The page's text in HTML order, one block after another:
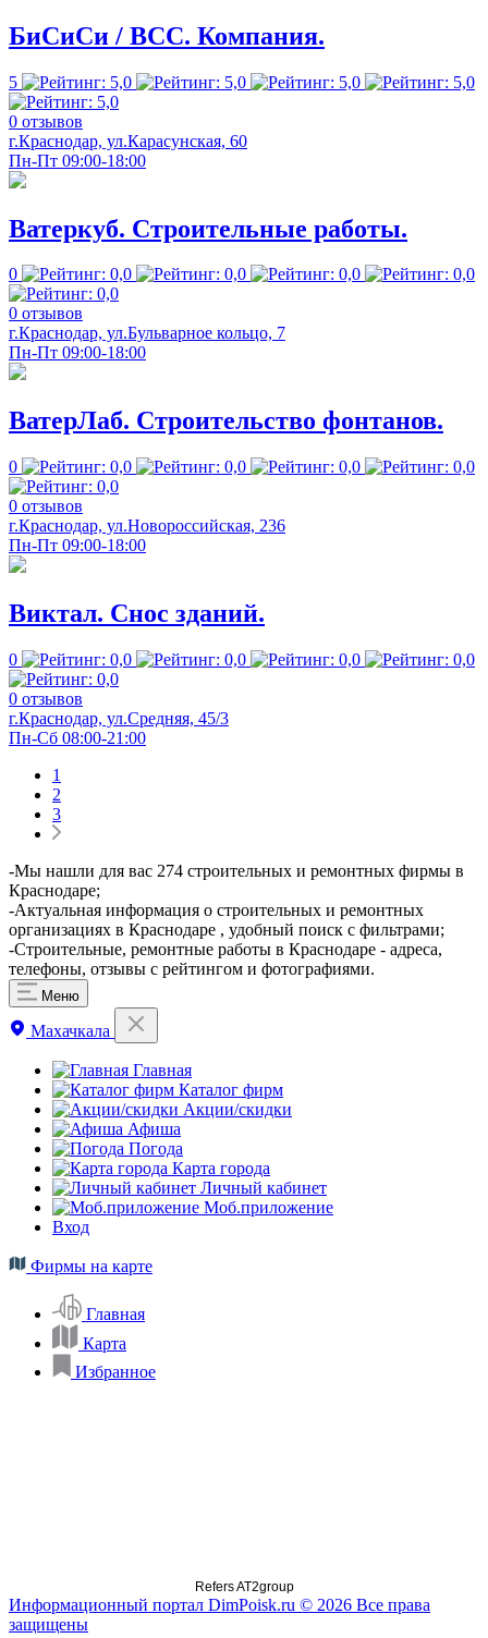
БиСиСи / BCC. Компания.
5
0 отзывов
г.Краснодар, ул.Карасунская, 60
Пн-Пт 09:00-18:00
Ватеркуб. Строительные работы.
0
0 отзывов
г.Краснодар, ул.Бульварное кольцо, 7
Пн-Пт 09:00-18:00
ВатерЛаб. Строительство фонтанов.
0
0 отзывов
г.Краснодар, ул.Новороссийская, 236
Пн-Пт 09:00-18:00
Виктал. Снос зданий.
0
0 отзывов
г.Краснодар, ул.Средняя, 45/3
Пн-Сб 08:00-21:00
1
2
3
-Мы нашли для вас 274 строительных и ремонтных фирмы в
Краснодаре;
-Актуальная информация о строительных и ремонтных
организациях в Краснодаре , удобный поиск с фильтрами;
-Строительные, ремонтные работы в Краснодаре - адреса,
телефоны, отзывы с рейтингом и фотографиями.
Меню
Махачкала
Главная
Каталог фирм
Акции/скидки
Афиша
Погода
Карта города
Личный кабинет
Моб.приложение
Вход
Фирмы на карте
Главная
Карта
Избранное
Refers AT2group
Информационный портал DimPoisk.ru © 2026 Все права
защищены